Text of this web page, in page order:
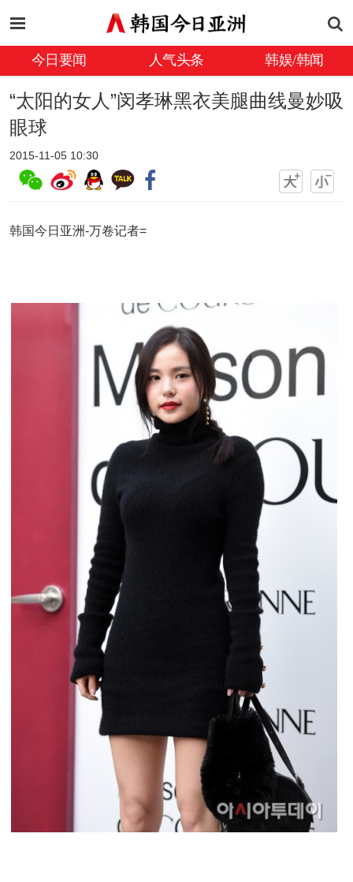
今日要闻 人气头条 韩娱/韩闻
“太阳的女人”闵孝琳黑衣美腿曲线曼妙吸
眼球
2015-11-05 10:30
韩国今日亚洲-万卷记者=